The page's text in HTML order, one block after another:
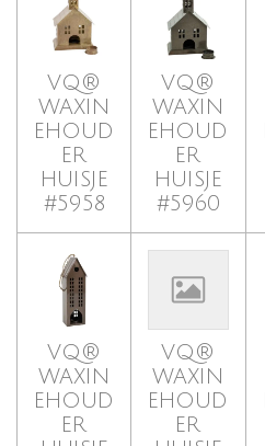
VQ®
WAXIN
EHOUD
ER
HUISJE
#5958
VQ®
WAXIN
EHOUD
ER
HUISJE
#5960
VQ®
WAXIN
EHOUD
ER
VQ®
WAXIN
EHOUD
ER